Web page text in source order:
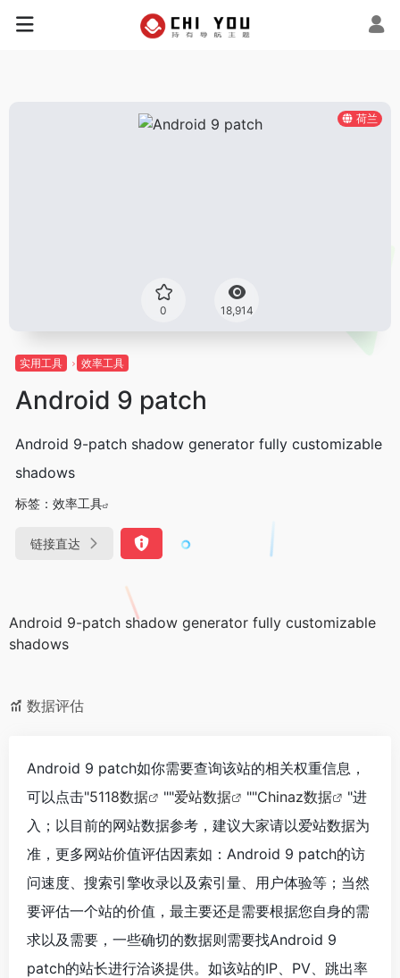
荷兰
0 18,914
实用工具 效率工具
Android 9 patch
Android 9-patch shadow generator fully customizable
shadows
标签： 效率工具
链接直达
Android 9-patch shadow generator fully customizable
shadows
数据评估
Android 9 patch如你需要查询该站的相关权重信息，
可以点击"5118数据 ""爱站数据 ""Chinaz数据
"进
入；以目前的网站数据参考，建议大家请以爱站数据为
准，更多网站价值评估因素如：Android 9 patch的访
问速度、搜索引擎收录以及索引量、用户体验等；当然
要评估一个站的价值，最主要还是需要根据您自身的需
求以及需要，一些确切的数据则需要找Android 9
patch的站长进行洽谈提供。如该站的IP、PV、跳出率